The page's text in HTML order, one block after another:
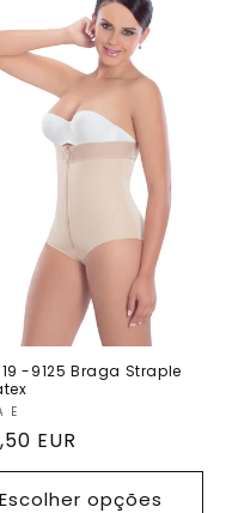
-9125 Braga Straple
E
EUR
Escolher opções